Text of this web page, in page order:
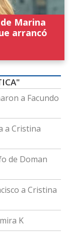
Marina
arrancó
a Facundo
a Cristina
de Doman
a Cristina
K